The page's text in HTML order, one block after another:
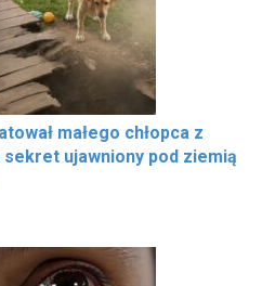
małego chłopca z
ujawniony pod ziemią